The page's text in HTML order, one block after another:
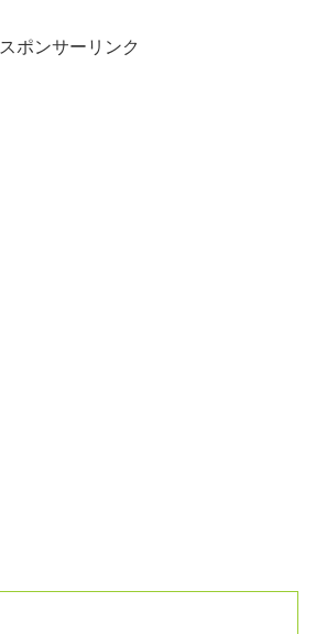
スポンサーリンク